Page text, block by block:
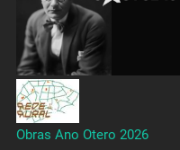
Obras Ano Otero 2026